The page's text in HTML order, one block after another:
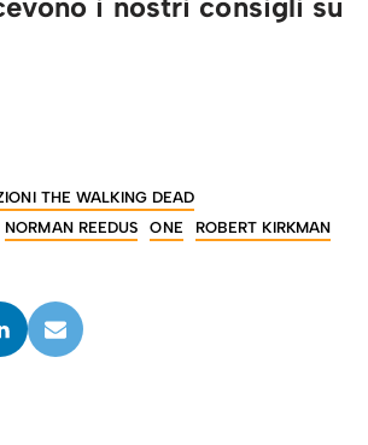
THE WALKING DEAD
NORMAN REEDUS ONE
ROBERT KIRKMAN